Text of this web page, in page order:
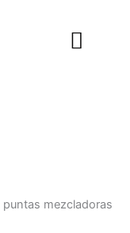
mezcladoras